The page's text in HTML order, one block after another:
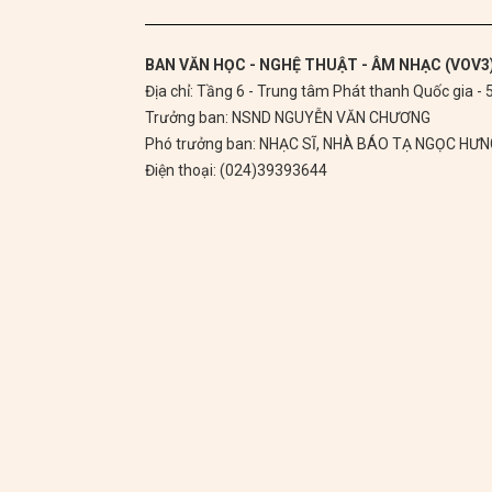
BAN VĂN HỌC - NGHỆ THUẬT - ÂM NHẠC
Địa chỉ: Tầng 6 - Trung tâm Phát thanh Quốc gia -
Trưởng ban: NSND NGUYỄN VĂN CHƯƠNG
Phó trưởng ban: NHẠC SĨ, NHÀ BÁO TẠ NGỌC
Điện thoại: (024)39393644